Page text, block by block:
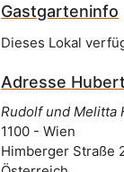
Gastgarteninfo
Dieses Lokal
Adresse
Rudolf und Melitta
1100 -Wien
Himberger Straße